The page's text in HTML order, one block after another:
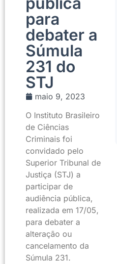
para
debater a
Súmula
231 do
STJ
maio 9, 2023
O Instituto Brasileiro
de Ciências
Criminais foi
convidado pelo
Superior Tribunal de
Justiça (STJ) a
participar de
audiência pública,
realizada em 17/05,
para debater a
alteração ou
cancelamento da
Súmula 231.